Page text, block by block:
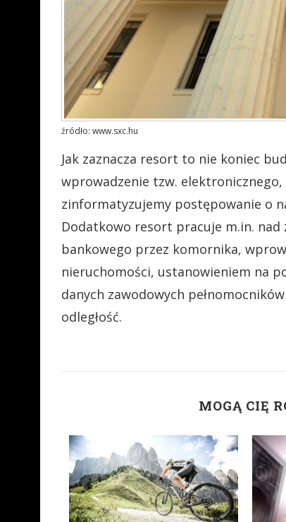
źródło: www.sxc.hu
Jak zaznacza resort to nie koniec
wprowadzenie tzw.
zinformatyzujemy postępowanie o
Dodatkowo resort pracuje m.in.
bankowego przez komornika,
nieruchomości, ustanowieniem na
danych zawodowych
odległość.
MOGĄ CIĘ